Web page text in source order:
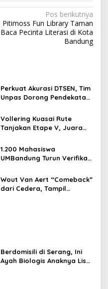
Pos berikutnya
Pitimoss Fun Library Taman
Baca Pecinta Literasi di Kota
Bandung
Perkuat Akurasi DTSEN, Tim
Unpas Dorong Pendekatan
Data Sosial
Vollering Kuasai Rute
Tanjakan Etape V, Juara
Peluangnya Sirna
1.200 Mahasiswa
UMBandung Turun Verifikasi
Wujud Nyata Kampus
Membantu Jawa Barat
Menyelamatkan Generasi
Wout Van Aert “Comeback”
dari Cedera, Tampil
Berdomisili di Serang, Ini
Ayah Biologis Anaknya Lisa